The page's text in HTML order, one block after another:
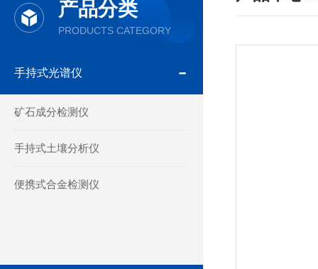
产品分类
PRODUCTS CATEGORY
手持式光谱仪
矿石成分检测仪
手持式土壤分析仪
便携式合金检测仪